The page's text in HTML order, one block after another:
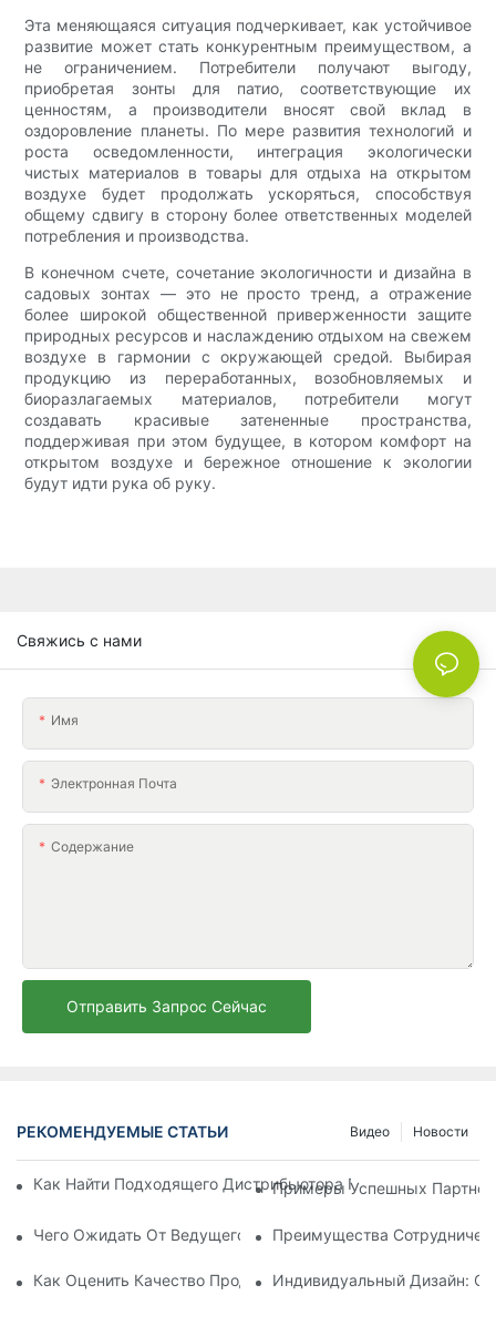
Эта меняющаяся ситуация подчеркивает, как устойчивое
развитие может стать конкурентным преимуществом, а
не ограничением. Потребители получают выгоду,
приобретая зонты для патио, соответствующие их
ценностям, а производители вносят свой вклад в
оздоровление планеты. По мере развития технологий и
роста осведомленности, интеграция экологически
чистых материалов в товары для отдыха на открытом
воздухе будет продолжать ускоряться, способствуя
общему сдвигу в сторону более ответственных моделей
потребления и производства.
В конечном счете, сочетание экологичности и дизайна в
садовых зонтах — это не просто тренд, а отражение
более широкой общественной приверженности защите
природных ресурсов и наслаждению отдыхом на свежем
воздухе в гармонии с окружающей средой. Выбирая
продукцию из переработанных, возобновляемых и
биоразлагаемых материалов, потребители могут
создавать красивые затененные пространства,
поддерживая при этом будущее, в котором комфорт на
открытом воздухе и бережное отношение к экологии
будут идти рука об руку.
Свяжись с нами
Имя
Электронная Почта
Содержание
Отправить Запрос Сейчас
РЕКОМЕНДУЕМЫЕ СТАТЬИ Новости
Видео
Как Найти Подходящего Дистрибьютора Пляжных Зонтов
Примеры Успешных
Чего Ожидать От Ведущего Производителя Шезлонгов
Преимущества
Как Оценить Качество Продукции Фабрики По
Индивидуальный Дизайн: